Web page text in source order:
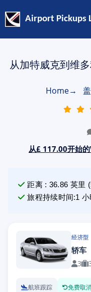
Airport Pickups
从加特威克到维
Home→
从£ 117.00开始
距离: 36.86 英里 (
旅程持续时间:1
经济型
轿车
3
航班跟踪 免费取